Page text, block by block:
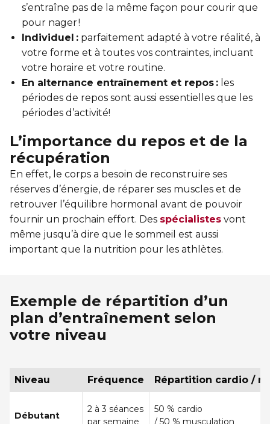
s’entraîne pas de la même façon pour courir que
pour nager !
Individuel : parfaitement adapté à votre réalité, à
votre forme et à toutes vos contraintes, incluant
votre horaire et votre routine.
En alternance entraînement et repos : les
périodes de repos sont aussi essentielles que les
périodes d’activité!
L’importance du repos et de la
récupération
En effet, le corps a besoin de reconstruire ses
réserves d’énergie, de réparer ses muscles et de
retrouver l’équilibre hormonal avant de pouvoir
fournir un prochain effort. Des spécialistes vont
même jusqu’à dire que le sommeil est aussi
important que la nutrition pour les athlètes.
Exemple de répartition d’un
plan d’entraînement selon
votre niveau
Niveau Fréquence Répartition cardio /
Débutant
2 à 3 séances
par semaine
50 % cardio
/ 50 % musculation